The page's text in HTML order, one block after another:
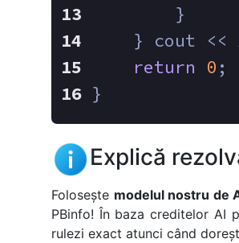
        }
} cout <<
return
0 ;
}
Explică
Folosește modelul nostru de
PBinfo! În baza creditelor AI
rulezi exact atunci când